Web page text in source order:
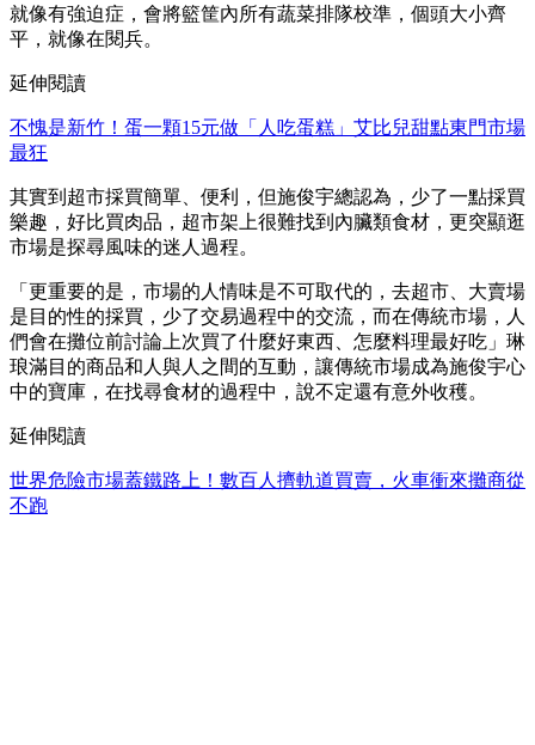
就像有強迫症，會將籃筐內所有蔬菜排隊校準，個頭大小齊
平，就像在閱兵。
延伸閱讀
不愧是新竹！蛋一顆15元做「人吃蛋糕」艾比兒甜點東門市場
最狂
其實到超市採買簡單、便利，但施俊宇總認為，少了一點採買
樂趣，好比買肉品，超市架上很難找到內臟類食材，更突顯逛
市場是探尋風味的迷人過程。
「更重要的是，市場的人情味是不可取代的，去超市、大賣場
是目的性的採買，少了交易過程中的交流，而在傳統市場，人
們會在攤位前討論上次買了什麼好東西、怎麼料理最好吃」琳
琅滿目的商品和人與人之間的互動，讓傳統市場成為施俊宇心
中的寶庫，在找尋食材的過程中，說不定還有意外收穫。
延伸閱讀
世界危險市場蓋鐵路上！數百人擠軌道買賣，火車衝來攤商從
不跑